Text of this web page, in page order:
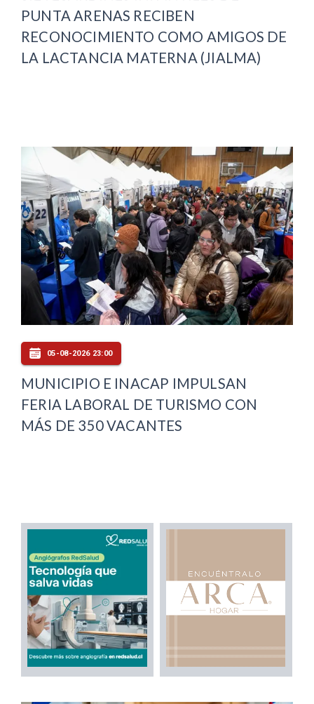
PUNTA ARENAS RECIBEN
RECONOCIMIENTO COMO AMIGOS DE
LA LACTANCIA MATERNA (JIALMA)
05-08-2026 23:00
MUNICIPIO E INACAP IMPULSAN
FERIA LABORAL DE TURISMO CON
MÁS DE 350 VACANTES